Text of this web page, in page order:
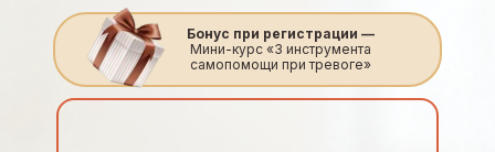
Бонус при регистрации —
Мини-курс «3 инструмента
самопомощи при тревоге»